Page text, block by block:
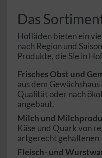
Das
Hofläden bieten ein
nach Region und
Produkte, die Sie in
Frisches Obst und
aus dem
Qualität oder nach
angebaut.
Milch und
Käse und Quark von
artgerecht gehaltenen
Fleisch- und